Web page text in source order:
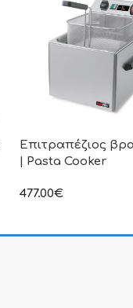
Επιτραπέζιος
| Pasta Cooker
477.00€